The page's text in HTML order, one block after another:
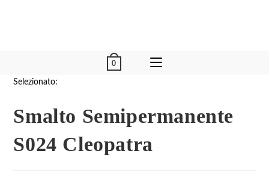
0
Selezionato:
Smalto Semipermanente
S024 Cleopatra